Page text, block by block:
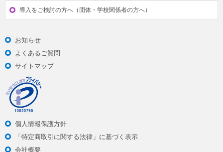
導入をご検討の方へ（団体・学校関係者の方へ）
お知らせ
よくあるご質問
サイトマップ
個人情報保護方針
「特定商取引に関する法律」に基づく表示
会社概要